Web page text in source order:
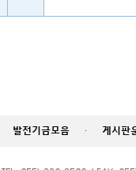
발전기금모음 · 게시판